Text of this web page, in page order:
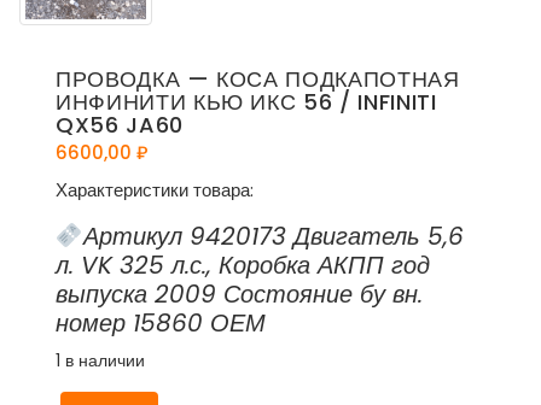
ПРОВОДКА — КОСА ПОДКАПОТНАЯ
ИНФИНИТИ КЬЮ ИКС 56 / INFINITI
QX56 JA60
6600,00 ₽
Характеристики товара:
Артикул 9420173 Двигатель 5,6
л. VK 325 л.с., Коробка АКПП год
выпуска 2009 Состояние бу вн.
номер 15860 ОЕМ
1 в наличии